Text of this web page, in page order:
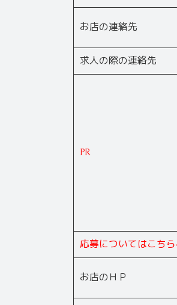
お店の連絡先
求人の際の連絡先
PR
応募についてはこち
お店のＨＰ